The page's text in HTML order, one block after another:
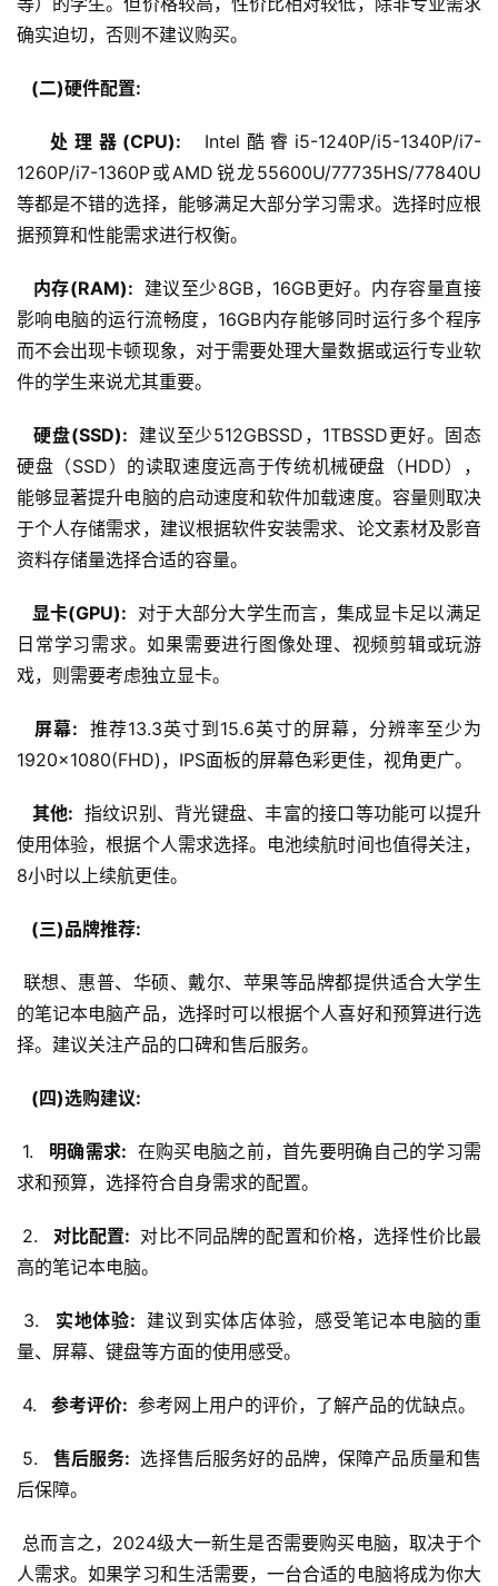
确实迫切，否则不建议购买。
  (二)硬件配置:
  处理器(CPU):
Intel酷睿i5-1240P/i5-1340P/i7-
1260P/i7-1360P或AMD锐龙55600U/77735HS/77840U
等都是不错的选择，能够满足大部分学习需求。选择时应根
据预算和性能需求进行权衡。
  内存(RAM):
建议至少8GB，16GB更好。内存容量直接
影响电脑的运行流畅度，16GB内存能够同时运行多个程序
而不会出现卡顿现象，对于需要处理大量数据或运行专业软
件的学生来说尤其重要。
  硬盘(SSD):
建议至少512GBSSD，1TBSSD更好。固态
硬盘（SSD）的读取速度远高于传统机械硬盘（HDD），
能够显著提升电脑的启动速度和软件加载速度。容量则取决
于个人存储需求，建议根据软件安装需求、论文素材及影音
资料存储量选择合适的容量。
  显卡(GPU):
对于大部分大学生而言，集成显卡足以满足
日常学习需求。如果需要进行图像处理、视频剪辑或玩游
戏，则需要考虑独立显卡。
  屏幕:
推荐13.3英寸到15.6英寸的屏幕，分辨率至少为
1920×1080(FHD)，IPS面板的屏幕色彩更佳，视角更广。
  其他:
指纹识别、背光键盘、丰富的接口等功能可以提升
使用体验，根据个人需求选择。电池续航时间也值得关注，
8小时以上续航更佳。
  (三)品牌推荐:
的笔记本电脑产品，选择时可以根据个人喜好和预算进行选
择。建议关注产品的口碑和售后服务。
  (四)选购建议:
1.
  明确需求:
在购买电脑之前，首先要明确自己的学习需
求和预算，选择符合自身需求的配置。
2.
  对比配置:
对比不同品牌的配置和价格，选择性价比最
高的笔记本电脑。
3.
  实地体验:
建议到实体店体验，感受笔记本电脑的重
量、屏幕、键盘等方面的使用感受。
4.
  参考评价:
参考网上用户的评价，了解产品的优缺点。
5.
  售后服务:
选择售后服务好的品牌，保障产品质量和售
后保障。
人需求。如果学习和生活需要，一台合适的电脑将成为你大